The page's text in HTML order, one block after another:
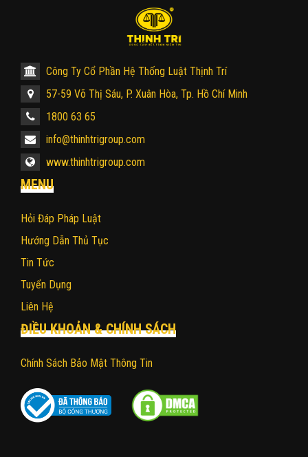
Công Ty Cổ Phần Hệ Thống Luật Thịnh Trí
57-59 Võ Thị Sáu, P. Xuân Hòa, Tp. Hồ Chí Minh
1800 63 65
info@thinhtrigroup.com
www.thinhtrigroup.com
MENU
Hỏi Đáp Pháp Luật
Hướng Dẫn Thủ Tục
Tin Tức
Tuyển Dụng
Liên Hệ
ĐIỀU KHOẢN & CHÍNH SÁCH
Chính Sách Bảo Mật Thông Tin